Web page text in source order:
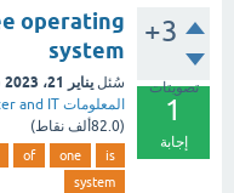
+3
تصويتات
1
إجابة
operating
system
سُئل يناير 21، 2023
المعلومات computer and IT
(82.0ألف نقاط)
is
one
of
system